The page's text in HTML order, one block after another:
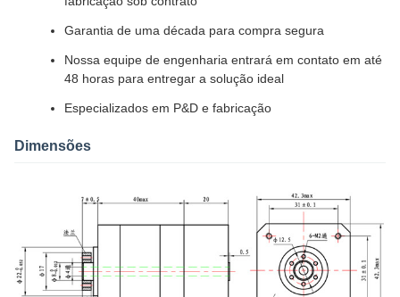
Garantia de uma década para compra segura
Nossa equipe de engenharia entrará em contato em até
48 horas para entregar a solução ideal
Especializados em P&D e fabricação
Dimensões